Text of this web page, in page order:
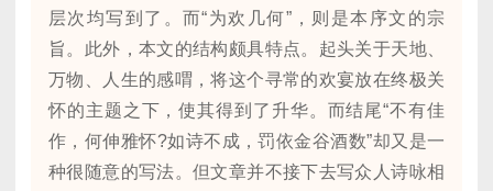
层次均写到了。而“为欢几何”，则是本序文的宗
旨。此外，本文的结构颇具特点。起头关于天地、
万物、人生的感喟，将这个寻常的欢宴放在终极关
怀的主题之下，使其得到了升华。而结尾“不有佳
作，何伸雅怀?如诗不成，罚依金谷酒数”却又是一
种很随意的写法。但文章并不接下去写众人诗咏相